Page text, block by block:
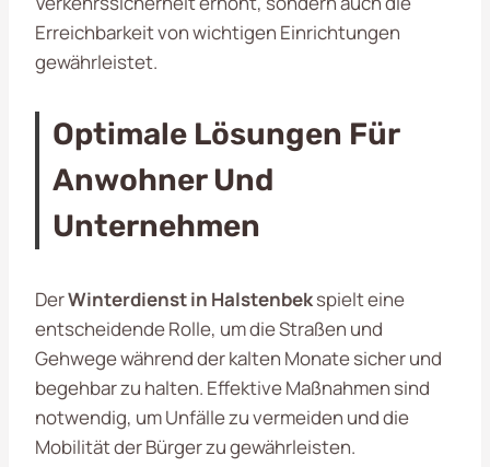
Erreichbarkeit von wichtigen Einrichtungen
gewährleistet.
Optimale Lösungen Für
Anwohner Und
Unternehmen
DerWinterdienst in Halstenbekspielt eine
entscheidende Rolle, um die Straßen und
Gehwege während der kalten Monate sicher und
begehbar zu halten. Effektive Maßnahmen sind
notwendig, um Unfälle zu vermeiden und die
Mobilität der Bürger zu gewährleisten.